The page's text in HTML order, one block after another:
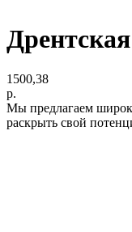
1500,38
р.
Мы предлагаем
раскрыть свой